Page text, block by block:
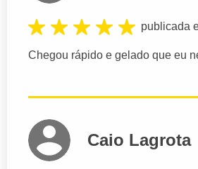
publicada
Chegou rápido e gelado que eu
Caio Lagrota